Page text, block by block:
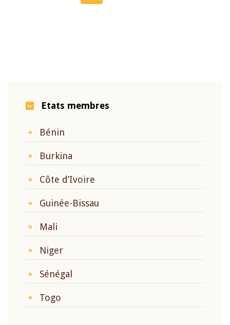
page
Etats membres
Bénin
Burkina
Côte d’Ivoire
Guinée-Bissau
Mali
Niger
Sénégal
Togo